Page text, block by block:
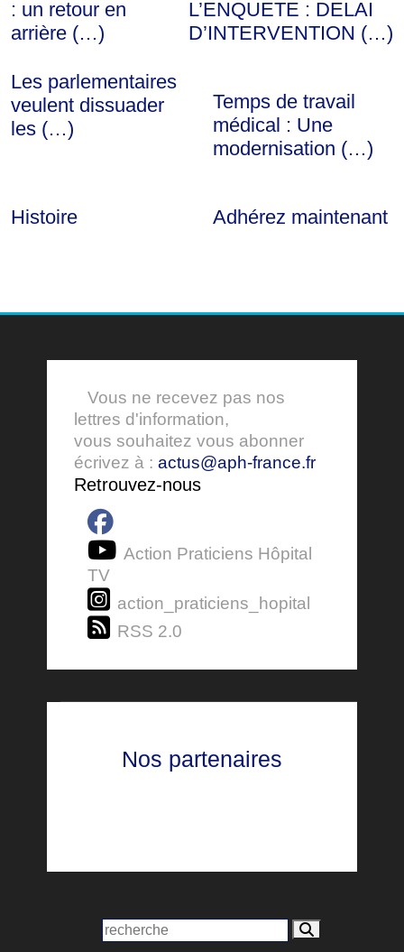
: un retour en
arrière (…)
L’ENQUETE : DELAI
D’INTERVENTION (…)
Les parlementaires
veulent dissuader
les (…)
Temps de travail
médical : Une
modernisation (…)
Histoire Adhérez maintenant
Vous ne recevez pas nos
lettres d'information,
vous souhaitez vous abonner
écrivez à : actus@aph-france.fr
Retrouvez-nous
Action Praticiens Hôpital
TV
action_praticiens_hopital
RSS 2.0
Nos partenaires